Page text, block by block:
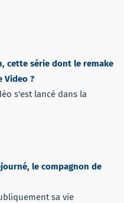
cette série dont le remake
Video ?
s'est lancé dans la
le compagnon de
sa vie